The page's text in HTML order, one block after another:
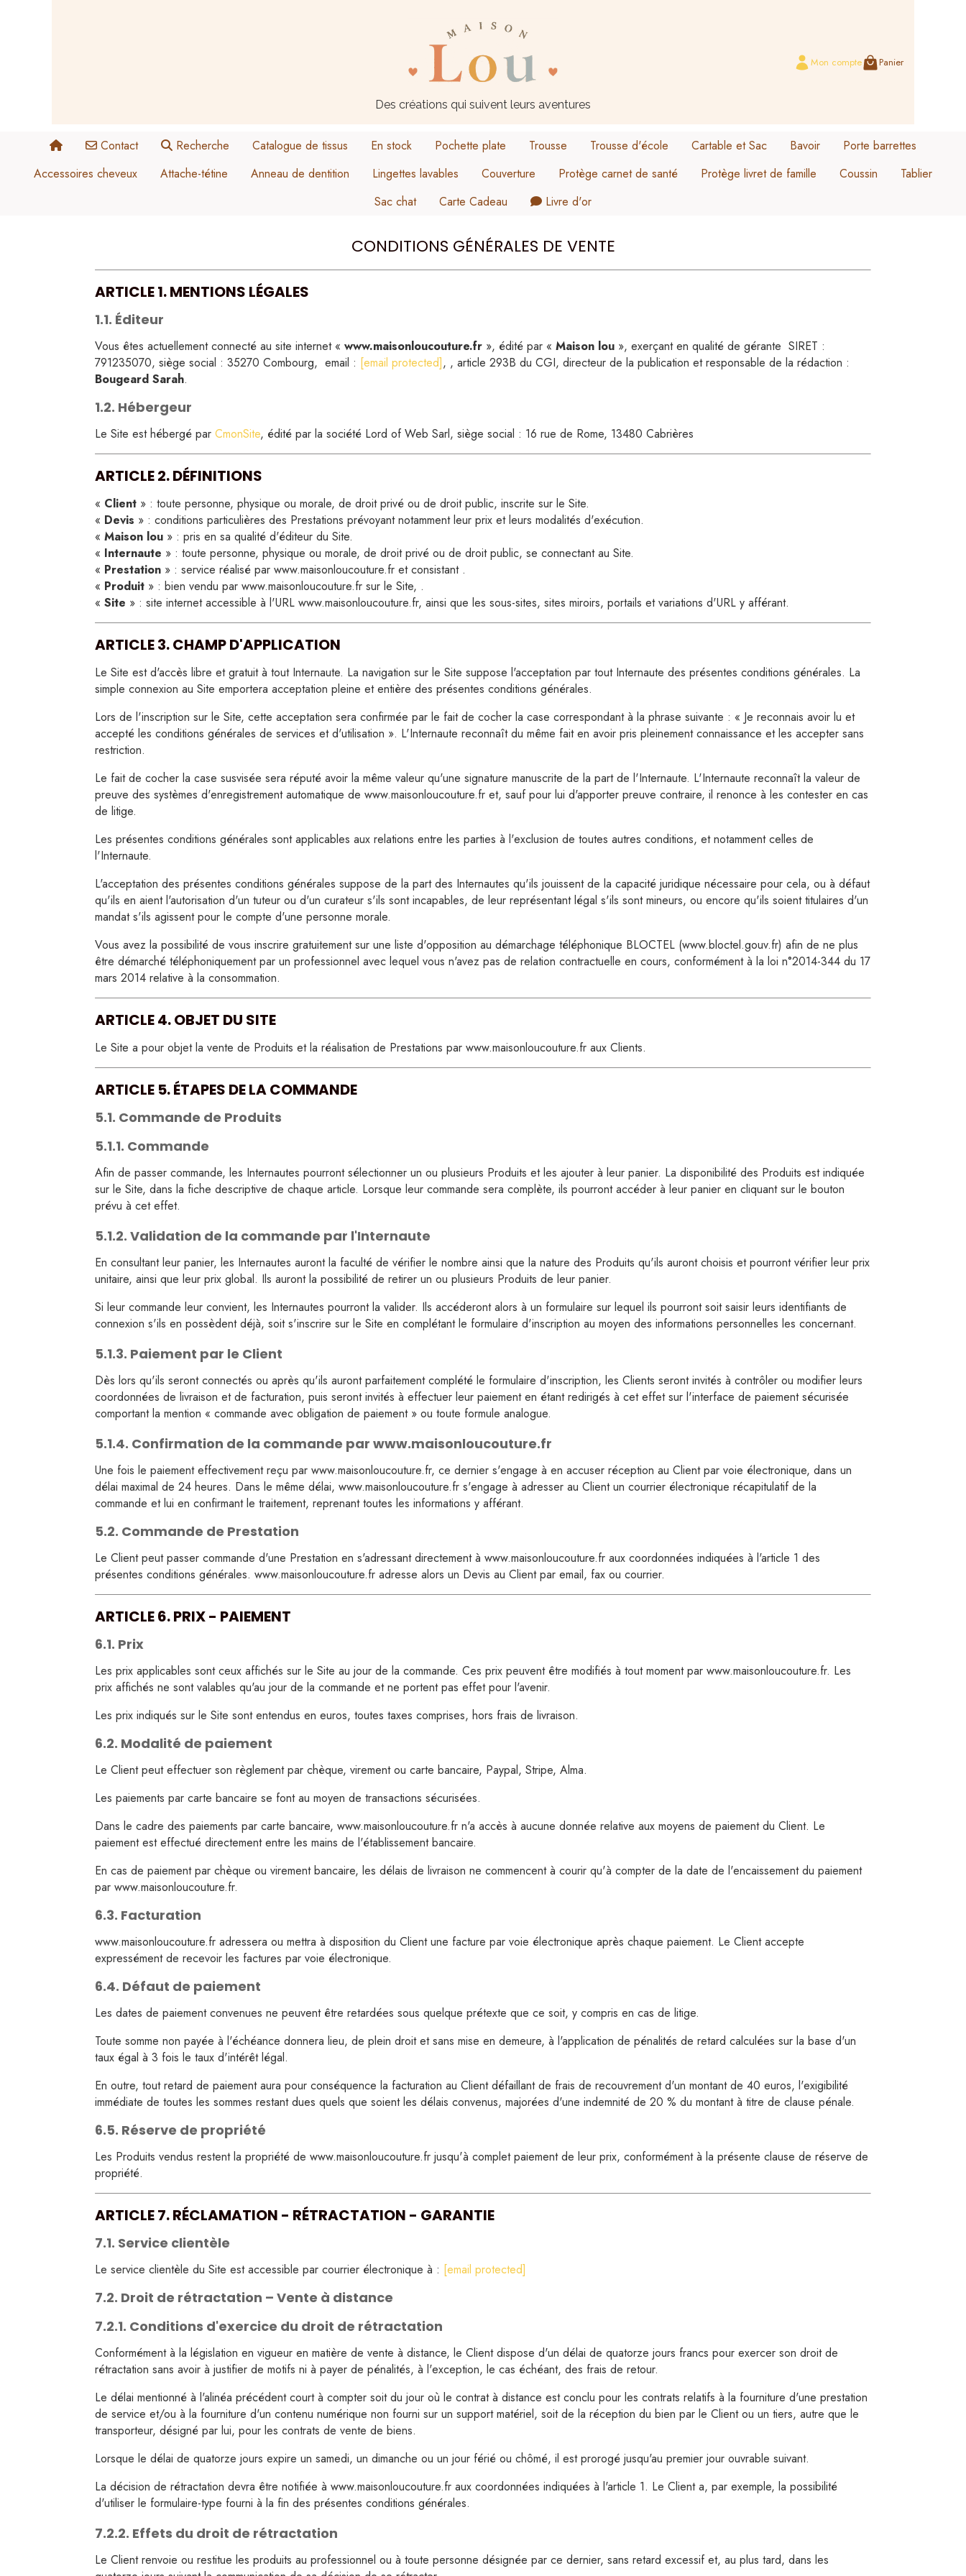
Des créations qui suivent leurs aventures
Mon compte Panier
Contact Recherche Catalogue de tissus
Blanc
Noir
Gris anthracite
Framboise
Parme
Rose
Rose fushia
Beige
Bleu ciel
Bleu marine
Bleu glacier
Pétrole
Brique
Terracotta
Vert d'eau
Vert
Vert émeraude
Céladon
Orso
Loutre
Petite baleine
Licorne
Pompier
Dino dream
Ours boy
Kangourou
Pieuvre
Bébé lion
Savane tropicale
Roxy
Lapin spring
Lapine balançoire
L'hirondelle
Lapine peintre
La panthère coquette
Lapine lune
Panthère
Ours indien
mappemonde
Renarde
Little animals
Chaton
Laponie
Renarde arc en ciel
Harry
Renarde et papillon
Ourson et raton
Ourson vert
Oursonne love
moussaillon
Renard arc en ciel
Flament rose
Vichy jaune
Léopard
Rosier doux
Savanah
Grappe
Liberty Mia
Liberty first
Liberty rose doux
Liberty Emma & Georgina
Liberty Tana Lawn
Liberty Theresa
Savanah
Petites fleurs rose clair
Petites fleurs nude
Fleurettes abricot
Bouquet de roses
En stock Pochette plate
Taille M
Trousse Trousse d'école Cartable et Sac
Sac cartable collection Odette
Bavoir
Porte barrettes
Accessoires cheveux
Attache-tétine Anneau de dentition Lingettes lavables Couverture Protège carnet de santé Protège livret de famille Coussin
Tablier
Sac chat
Carte Cadeau Livre d'or
CONDITIONS GÉNÉRALES DE VENTE
ARTICLE 1. MENTIONS LÉGALES
1.1. Éditeur
Vous êtes actuellement connecté au site internet « www.maisonloucouture.fr », édité par « Maison lou », exerçant en qualité de gérante SIRET :
791235070, siège social : 35270 Combourg, email : [email protected], , article 293B du CGI, directeur de la publication et responsable de la rédaction :
Bougeard Sarah.
1.2. Hébergeur
Le Site est hébergé par CmonSite, édité par la société Lord of Web Sarl, siège social : 16 rue de Rome, 13480 Cabrières
ARTICLE 2. DÉFINITIONS
« Client » : toute personne, physique ou morale, de droit privé ou de droit public, inscrite sur le Site.
« Devis » : conditions particulières des Prestations prévoyant notamment leur prix et leurs modalités d'exécution.
« Maison lou » : pris en sa qualité d'éditeur du Site.
« Internaute » : toute personne, physique ou morale, de droit privé ou de droit public, se connectant au Site.
« Prestation » : service réalisé par www.maisonloucouture.fr et consistant .
« Produit » : bien vendu par www.maisonloucouture.fr sur le Site, .
« Site » : site internet accessible à l'URL www.maisonloucouture.fr, ainsi que les sous-sites, sites miroirs, portails et variations d'URL y afférant.
ARTICLE 3. CHAMP D'APPLICATION
Le Site est d'accès libre et gratuit à tout Internaute. La navigation sur le Site suppose l'acceptation par tout Internaute des présentes conditions générales. La
simple connexion au Site emportera acceptation pleine et entière des présentes conditions générales.
Lors de l'inscription sur le Site, cette acceptation sera confirmée par le fait de cocher la case correspondant à la phrase suivante : « Je reconnais avoir lu et
accepté les conditions générales de services et d'utilisation ». L'Internaute reconnaît du même fait en avoir pris pleinement connaissance et les accepter sans
restriction.
Le fait de cocher la case susvisée sera réputé avoir la même valeur qu'une signature manuscrite de la part de l'Internaute. L'Internaute reconnaît la valeur de
preuve des systèmes d'enregistrement automatique de www.maisonloucouture.fr et, sauf pour lui d'apporter preuve contraire, il renonce à les contester en cas
de litige.
Les présentes conditions générales sont applicables aux relations entre les parties à l'exclusion de toutes autres conditions, et notamment celles de
l'Internaute.
L'acceptation des présentes conditions générales suppose de la part des Internautes qu'ils jouissent de la capacité juridique nécessaire pour cela, ou à défaut
qu'ils en aient l'autorisation d'un tuteur ou d'un curateur s'ils sont incapables, de leur représentant légal s'ils sont mineurs, ou encore qu'ils soient titulaires d'un
mandat s'ils agissent pour le compte d'une personne morale.
Vous avez la possibilité de vous inscrire gratuitement sur une liste d'opposition au démarchage téléphonique BLOCTEL (www.bloctel.gouv.fr) afin de ne plus
être démarché téléphoniquement par un professionnel avec lequel vous n'avez pas de relation contractuelle en cours, conformément à la loi n°2014-344 du 17
mars 2014 relative à la consommation.
ARTICLE 4. OBJET DU SITE
Le Site a pour objet la vente de Produits et la réalisation de Prestations par www.maisonloucouture.fr aux Clients.
ARTICLE 5. ÉTAPES DE LA COMMANDE
5.1. Commande de Produits
5.1.1. Commande
Afin de passer commande, les Internautes pourront sélectionner un ou plusieurs Produits et les ajouter à leur panier. La disponibilité des Produits est indiquée
sur le Site, dans la fiche descriptive de chaque article. Lorsque leur commande sera complète, ils pourront accéder à leur panier en cliquant sur le bouton
prévu à cet effet.
5.1.2. Validation de la commande par l'Internaute
En consultant leur panier, les Internautes auront la faculté de vérifier le nombre ainsi que la nature des Produits qu'ils auront choisis et pourront vérifier leur prix
unitaire, ainsi que leur prix global. Ils auront la possibilité de retirer un ou plusieurs Produits de leur panier.
Si leur commande leur convient, les Internautes pourront la valider. Ils accéderont alors à un formulaire sur lequel ils pourront soit saisir leurs identifiants de
connexion s'ils en possèdent déjà, soit s'inscrire sur le Site en complétant le formulaire d'inscription au moyen des informations personnelles les concernant.
5.1.3. Paiement par le Client
Dès lors qu'ils seront connectés ou après qu'ils auront parfaitement complété le formulaire d'inscription, les Clients seront invités à contrôler ou modifier leurs
coordonnées de livraison et de facturation, puis seront invités à effectuer leur paiement en étant redirigés à cet effet sur l'interface de paiement sécurisée
comportant la mention « commande avec obligation de paiement » ou toute formule analogue.
5.1.4. Confirmation de la commande par www.maisonloucouture.fr
Une fois le paiement effectivement reçu par www.maisonloucouture.fr, ce dernier s'engage à en accuser réception au Client par voie électronique, dans un
délai maximal de 24 heures. Dans le même délai, www.maisonloucouture.fr s'engage à adresser au Client un courrier électronique récapitulatif de la
commande et lui en confirmant le traitement, reprenant toutes les informations y afférant.
5.2. Commande de Prestation
Le Client peut passer commande d'une Prestation en s'adressant directement à www.maisonloucouture.fr aux coordonnées indiquées à l'article 1 des
présentes conditions générales. www.maisonloucouture.fr adresse alors un Devis au Client par email, fax ou courrier.
ARTICLE 6. PRIX - PAIEMENT
6.1. Prix
Les prix applicables sont ceux affichés sur le Site au jour de la commande. Ces prix peuvent être modifiés à tout moment par www.maisonloucouture.fr. Les
prix affichés ne sont valables qu'au jour de la commande et ne portent pas effet pour l'avenir.
Les prix indiqués sur le Site sont entendus en euros, toutes taxes comprises, hors frais de livraison.
6.2. Modalité de paiement
Le Client peut effectuer son règlement par chèque, virement ou carte bancaire, Paypal, Stripe, Alma.
Les paiements par carte bancaire se font au moyen de transactions sécurisées.
Dans le cadre des paiements par carte bancaire, www.maisonloucouture.fr n'a accès à aucune donnée relative aux moyens de paiement du Client. Le
paiement est effectué directement entre les mains de l'établissement bancaire.
En cas de paiement par chèque ou virement bancaire, les délais de livraison ne commencent à courir qu'à compter de la date de l'encaissement du paiement
par www.maisonloucouture.fr.
6.3. Facturation
www.maisonloucouture.fr adressera ou mettra à disposition du Client une facture par voie électronique après chaque paiement. Le Client accepte
expressément de recevoir les factures par voie électronique.
6.4. Défaut de paiement
Les dates de paiement convenues ne peuvent être retardées sous quelque prétexte que ce soit, y compris en cas de litige.
Toute somme non payée à l'échéance donnera lieu, de plein droit et sans mise en demeure, à l'application de pénalités de retard calculées sur la base d'un
taux égal à 3 fois le taux d'intérêt légal.
En outre, tout retard de paiement aura pour conséquence la facturation au Client défaillant de frais de recouvrement d'un montant de 40 euros, l'exigibilité
immédiate de toutes les sommes restant dues quels que soient les délais convenus, majorées d'une indemnité de 20 % du montant à titre de clause pénale.
6.5. Réserve de propriété
Les Produits vendus restent la propriété de www.maisonloucouture.fr jusqu'à complet paiement de leur prix, conformément à la présente clause de réserve de
propriété.
ARTICLE 7. RÉCLAMATION - RÉTRACTATION - GARANTIE
7.1. Service clientèle
Le service clientèle du Site est accessible par courrier électronique à : [email protected]
7.2. Droit de rétractation – Vente à distance
7.2.1. Conditions d'exercice du droit de rétractation
Conformément à la législation en vigueur en matière de vente à distance, le Client dispose d'un délai de quatorze jours francs pour exercer son droit de
rétractation sans avoir à justifier de motifs ni à payer de pénalités, à l'exception, le cas échéant, des frais de retour.
Le délai mentionné à l'alinéa précédent court à compter soit du jour où le contrat à distance est conclu pour les contrats relatifs à la fourniture d'une prestation
de service et/ou à la fourniture d'un contenu numérique non fourni sur un support matériel, soit de la réception du bien par le Client ou un tiers, autre que le
transporteur, désigné par lui, pour les contrats de vente de biens.
Lorsque le délai de quatorze jours expire un samedi, un dimanche ou un jour férié ou chômé, il est prorogé jusqu'au premier jour ouvrable suivant.
La décision de rétractation devra être notifiée à www.maisonloucouture.fr aux coordonnées indiquées à l'article 1. Le Client a, par exemple, la possibilité
d'utiliser le formulaire-type fourni à la fin des présentes conditions générales.
7.2.2. Effets du droit de rétractation
Le Client renvoie ou restitue les produits au professionnel ou à toute personne désignée par ce dernier, sans retard excessif et, au plus tard, dans les